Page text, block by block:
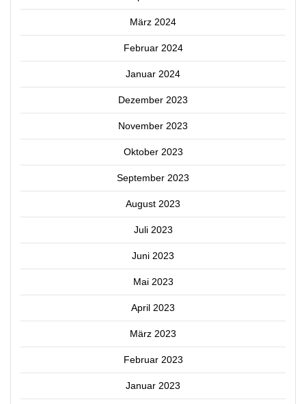
März 2024
Februar 2024
Januar 2024
Dezember 2023
November 2023
Oktober 2023
September 2023
August 2023
Juli 2023
Juni 2023
Mai 2023
April 2023
März 2023
Februar 2023
Januar 2023